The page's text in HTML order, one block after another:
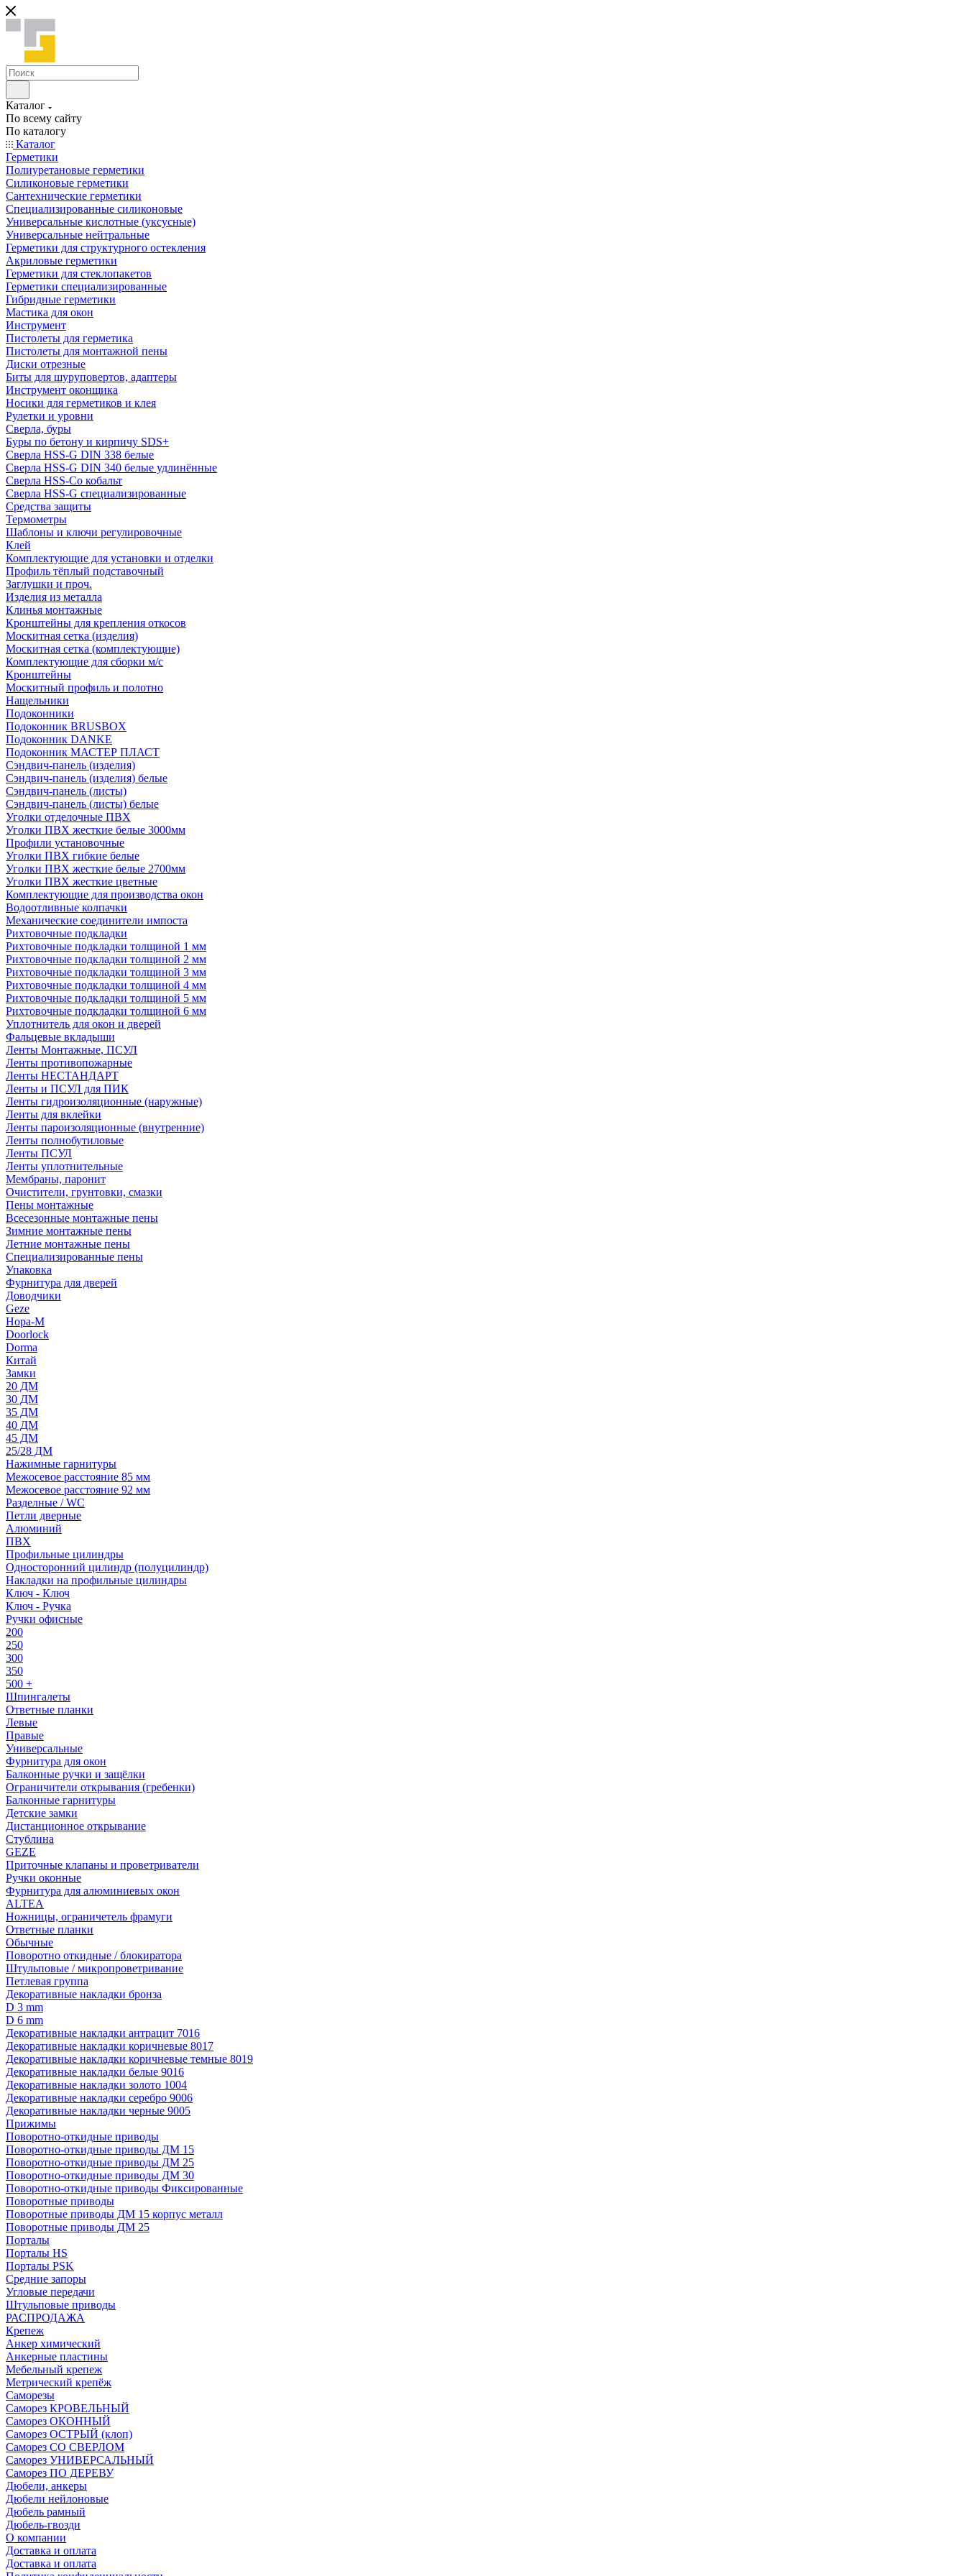
Каталог
По всему сайту
По каталогу
Каталог
Герметики
Полиуретановые герметики
Силиконовые герметики
Сантехнические герметики
Специализированные силиконовые
Универсальные кислотные (уксусные)
Универсальные нейтральные
Герметики для структурного остекления
Акриловые герметики
Герметики для стеклопакетов
Герметики специализированные
Гибридные герметики
Мастика для окон
Инструмент
Пистолеты для герметика
Пистолеты для монтажной пены
Диски отрезные
Биты для шуруповертов, адаптеры
Инструмент оконщика
Носики для герметиков и клея
Рулетки и уровни
Сверла, буры
Буры по бетону и кирпичу SDS+
Сверла HSS-G DIN 338 белые
Сверла HSS-G DIN 340 белые удлинённые
Сверла HSS-Co кобальт
Сверла HSS-G специализированные
Средства защиты
Термометры
Шаблоны и ключи регулировочные
Клей
Комплектующие для установки и отделки
Профиль тёплый подставочный
Заглушки и проч.
Изделия из металла
Клинья монтажные
Кронштейны для крепления откосов
Москитная сетка (изделия)
Москитная сетка (комплектующие)
Комплектующие для сборки м/с
Кронштейны
Москитный профиль и полотно
Нащельники
Подоконники
Подоконник BRUSBOX
Подоконник DANKE
Подоконник МАСТЕР ПЛАСТ
Сэндвич-панель (изделия)
Сэндвич-панель (изделия) белые
Сэндвич-панель (листы)
Сэндвич-панель (листы) белые
Уголки отделочные ПВХ
Уголки ПВХ жесткие белые 3000мм
Профили установочные
Уголки ПВХ гибкие белые
Уголки ПВХ жесткие белые 2700мм
Уголки ПВХ жесткие цветные
Комплектующие для производства окон
Водоотливные колпачки
Механические соединители импоста
Рихтовочные подкладки
Рихтовочные подкладки толщиной 1 мм
Рихтовочные подкладки толщиной 2 мм
Рихтовочные подкладки толщиной 3 мм
Рихтовочные подкладки толщиной 4 мм
Рихтовочные подкладки толщиной 5 мм
Рихтовочные подкладки толщиной 6 мм
Уплотнитель для окон и дверей
Фальцевые вкладыши
Ленты Монтажные, ПСУЛ
Ленты противопожарные
Ленты НЕСТАНДАРТ
Ленты и ПСУЛ для ПИК
Ленты гидроизоляционные (наружные)
Ленты для вклейки
Ленты пароизоляционные (внутренние)
Ленты полнобутиловые
Ленты ПСУЛ
Ленты уплотнительные
Мембраны, паронит
Очистители, грунтовки, смазки
Пены монтажные
Всесезонные монтажные пены
Зимние монтажные пены
Летние монтажные пены
Специализированные пены
Упаковка
Фурнитура для дверей
Доводчики
Geze
Нора-М
Doorlock
Dorma
Китай
Замки
20 ДМ
30 ДМ
35 ДМ
40 ДМ
45 ДМ
25/28 ДМ
Нажимные гарнитуры
Межосевое расстояние 85 мм
Межосевое расстояние 92 мм
Разделные / WC
Петли дверные
Алюминий
ПВХ
Профильные цилиндры
Односторонний цилиндр (полуцилиндр)
Накладки на профильные цилиндры
Ключ - Ключ
Ключ - Ручка
Ручки офисные
200
250
300
350
500 +
Шпингалеты
Ответные планки
Левые
Правые
Универсальные
Фурнитура для окон
Балконные ручки и защёлки
Ограничители открывания (гребенки)
Балконные гарнитуры
Детские замки
Дистанционное открывание
Стублина
GEZE
Приточные клапаны и проветриватели
Ручки оконные
Фурнитура для алюминиевых окон
ALTEA
Ножницы, ограничетель фрамуги
Ответные планки
Обычные
Поворотно откидные / блокиратора
Штульповые / микропроветривание
Петлевая группа
Декоративные накладки бронза
D 3 mm
D 6 mm
Декоративные накладки антрацит 7016
Декоративные накладки коричневые 8017
Декоративные накладки коричневые темные 8019
Декоративные накладки белые 9016
Декоративные накладки золото 1004
Декоративные накладки серебро 9006
Декоративные накладки черные 9005
Прижимы
Поворотно-откидные приводы
Поворотно-откидные приводы ДМ 15
Поворотно-откидные приводы ДМ 25
Поворотно-откидные приводы ДМ 30
Поворотно-откидные приводы Фиксированные
Поворотные приводы
Поворотные приводы ДМ 15 корпус металл
Поворотные приводы ДМ 25
Порталы
Порталы HS
Порталы PSK
Средние запоры
Угловые передачи
Штульповые приводы
РАСПРОДАЖА
Крепеж
Анкер химический
Анкерные пластины
Мебельный крепеж
Метрический крепёж
Саморезы
Саморез КРОВЕЛЬНЫЙ
Саморез ОКОННЫЙ
Саморез ОСТРЫЙ (клоп)
Саморез СО СВЕРЛОМ
Саморез УНИВЕРСАЛЬНЫЙ
Саморез ПО ДЕРЕВУ
Дюбели, анкеры
Дюбели нейлоновые
Дюбель рамный
Дюбель-гвозди
О компании
Доставка и оплата
Доставка и оплата